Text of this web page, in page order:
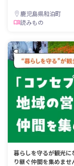
鹿児島県和泊町
読みもの
暮らしを守るが観光
り継ぐ仲間を集めませ